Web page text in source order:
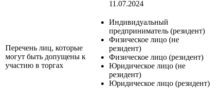
11.07.2024
Перечень лиц, которые
могут быть допущены к
участию в торгах
Индивидуальный
предприниматель (резидент)
Физическое лицо (не
резидент)
Физическое лицо (резидент)
Юридическое лицо (не
резидент)
Юридическое лицо (резидент)